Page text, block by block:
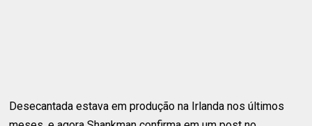
Desecantada estava em produção na Irlanda nos últimos